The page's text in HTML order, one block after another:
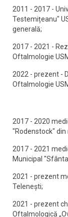
2011 - 2017 -
Testemițeanu"
generală;
2017 - 2021 -
Oftalmologie
2022 - prezent -
Oftalmologie
2017 - 2020
"Rodenstock" din
2017 - 2021
Municipal
2021 - prezent
Telenești;
2021 - prezent
Oftalmologică